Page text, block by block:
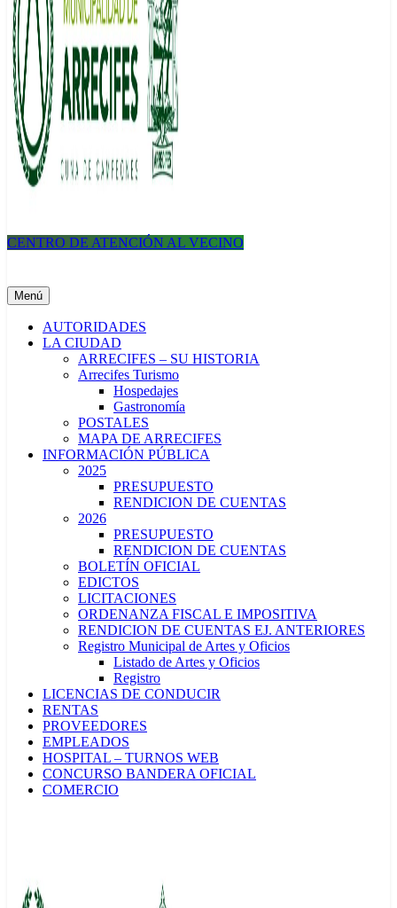
CENTRO DE ATENCIÓN AL VECINO
Menú
AUTORIDADES
LA CIUDAD
ARRECIFES – SU HISTORIA
Arrecifes Turismo
Hospedajes
Gastronomía
POSTALES
MAPA DE ARRECIFES
INFORMACIÓN PÚBLICA
2025
PRESUPUESTO
RENDICION DE CUENTAS
2026
PRESUPUESTO
RENDICION DE CUENTAS
BOLETÍN OFICIAL
EDICTOS
LICITACIONES
ORDENANZA FISCAL E IMPOSITIVA
RENDICION DE CUENTAS EJ. ANTERIORES
Registro Municipal de Artes y Oficios
Listado de Artes y Oficios
Registro
LICENCIAS DE CONDUCIR
RENTAS
PROVEEDORES
EMPLEADOS
HOSPITAL – TURNOS WEB
CONCURSO BANDERA OFICIAL
COMERCIO